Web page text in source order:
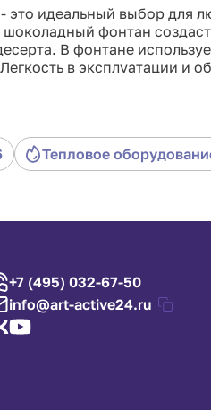
идеальный выбор для
фонтан
В фонтане
в эксплуатации
Закажите
Тепловое
+7 (495) 032-67-50
info@art-active24.ru